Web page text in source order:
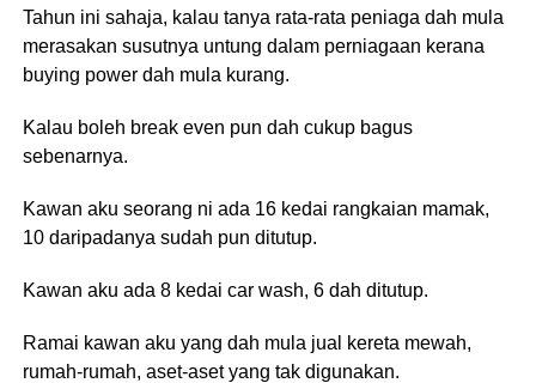
Tahun ini sahaja, kalau tanya rata-rata peniaga dah mula
merasakan susutnya untung dalam perniagaan kerana
buying power dah mula kurang.
Kalau boleh break even pun dah cukup bagus
sebenarnya.
Kawan aku seorang ni ada 16 kedai rangkaian mamak,
10 daripadanya sudah pun ditutup.
Kawan aku ada 8 kedai car wash, 6 dah ditutup.
Ramai kawan aku yang dah mula jual kereta mewah,
rumah-rumah, aset-aset yang tak digunakan.